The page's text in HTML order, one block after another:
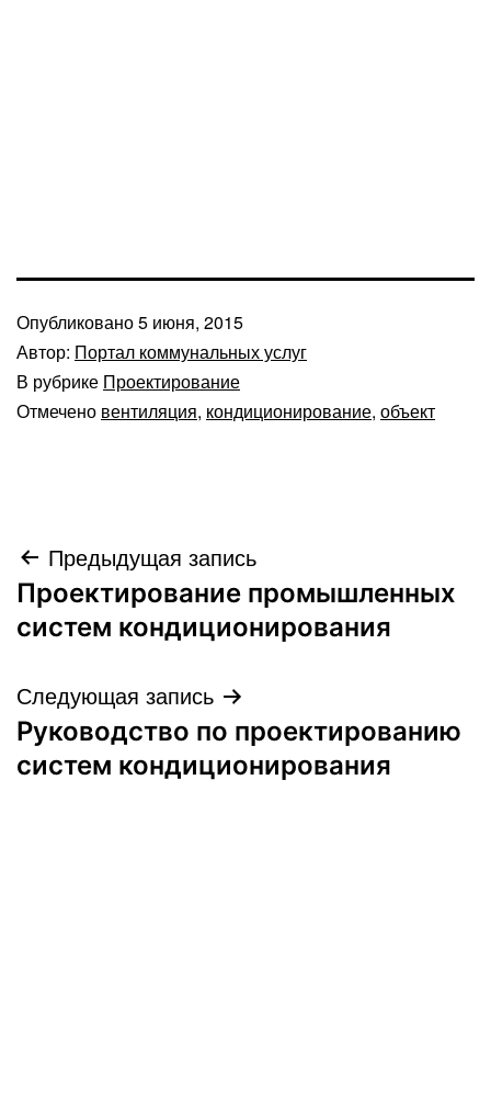
Опубликовано5 июня, 2015
Автор: Портал коммунальных услуг
В рубрике Проектирование
Отмечено вентиляция, кондиционирование, объект
Навигация
по
Предыдущая запись
Проектирование промышленных
систем кондиционирования
Следующая запись
Руководство по проектированию
систем кондиционирования